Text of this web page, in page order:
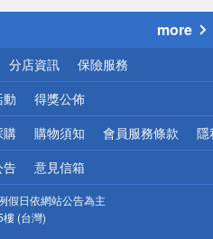
心！
more
分店資訊 保險服務
得獎公佈
購 購物須知 會員服務條款 隱
告 意見信箱
假日依網站公告為主
(台灣)